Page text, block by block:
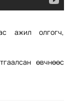
ажил олгогч,
өвчнөөс